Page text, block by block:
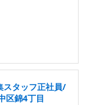
スタッフ正社員/
区錦4丁目